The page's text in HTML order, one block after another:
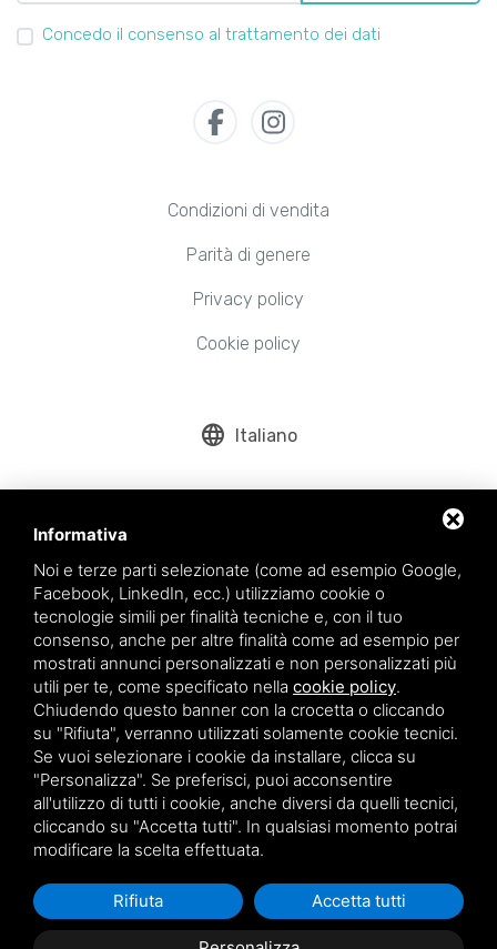
Concedo il consenso al trattamento dei dati
Condizioni di vendita
Parità di genere
Privacy policy
Cookie policy
language Italiano
Aqua srl - Via Romea Comunale, 277/A - 45019 Taglio di Po (RO) - P.IVA e
Codice Fiscale: 01200790291
Questo sito è protetto da Google reCAPTCHA v3,Privacy Policye
Terms of Service di Google.
* Inserendo la tua e-mail accetti la nostra privacy policy.
Informativa
Noi e terze parti selezionate (come ad esempio Google,
Facebook, LinkedIn, ecc.) utilizziamo cookie o
tecnologie simili per finalità tecniche e, con il tuo
consenso, anche per altre finalità come ad esempio per
mostrati annunci personalizzati e non personalizzati più
utili per te, come specificato nella cookie policy.
Chiudendo questo banner con la crocetta o cliccando
su "Rifiuta", verranno utilizzati solamente cookie tecnici.
Se vuoi selezionare i cookie da installare, clicca su
"Personalizza". Se preferisci, puoi acconsentire
all'utilizzo di tutti i cookie, anche diversi da quelli tecnici,
cliccando su "Accetta tutti". In qualsiasi momento potrai
modificare la scelta effettuata.
Rifiuta Accetta tutti